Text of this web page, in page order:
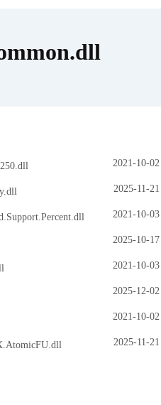
2021-10-02
2025-11-21
2021-10-03
2025-10-17
2021-10-03
2025-12-02
2021-10-02
2025-11-21